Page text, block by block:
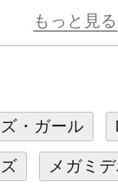
一緒にお楽し
タンダードな
し、組み合わ
のような形状
。
もっと見る
・ガール
メガミ